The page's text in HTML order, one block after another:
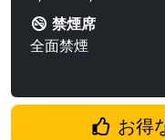
禁煙席
全面禁煙
お得